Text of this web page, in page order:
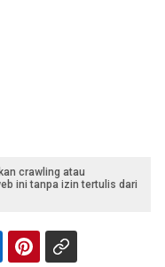
crawling atau
ini tanpa izin tertulis dari